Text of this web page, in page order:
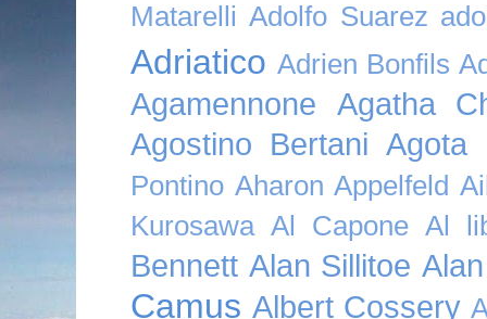
Matarelli Adolfo Suarez
Adriatico Adrien Bonfils
Agamennone
Agatha
Agostino Bertani Agota
Pontino Aharon Appelfeld
Kurosawa Al Capone Al
Bennett Alan Sillitoe
Camus Albert Cossery